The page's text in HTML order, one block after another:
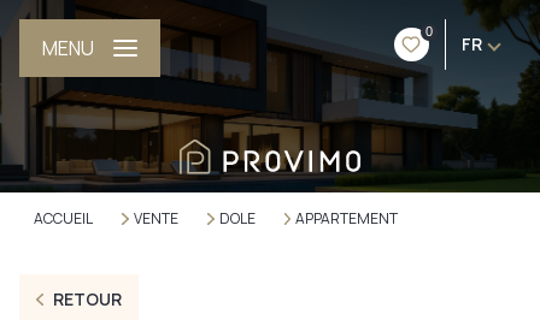
0
FR
MENU
ACCUEIL VENTE DOLE APPARTEMENT
RETOUR